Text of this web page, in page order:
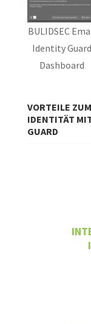
BULIDSEC
Identity Guard
Dashboard
VORTEILE
IDENTITÄT
GUARD